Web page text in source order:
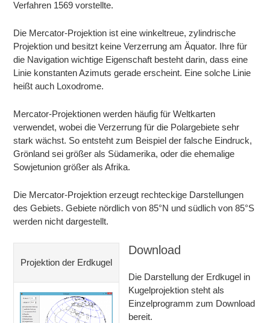
Verfahren 1569 vorstellte.
Die Mercator-Projektion ist eine winkeltreue, zylindrische
Projektion und besitzt keine Verzerrung am Äquator. Ihre für
die Navigation wichtige Eigenschaft besteht darin, dass eine
Linie konstanten Azimuts gerade erscheint. Eine solche Linie
heißt auch Loxodrome.
Mercator-Projektionen werden häufig für Weltkarten
verwendet, wobei die Verzerrung für die Polargebiete sehr
stark wächst. So entsteht zum Beispiel der falsche Eindruck,
Grönland sei größer als Südamerika, oder die ehemalige
Sowjetunion größer als Afrika.
Die Mercator-Projektion erzeugt rechteckige Darstellungen
des Gebiets. Gebiete nördlich von 85°N und südlich von 85°S
werden nicht dargestellt.
Projektion der Erdkugel
Download
Die Darstellung der Erdkugel in
Kugelprojektion steht als
Einzelprogramm zum Download
bereit.